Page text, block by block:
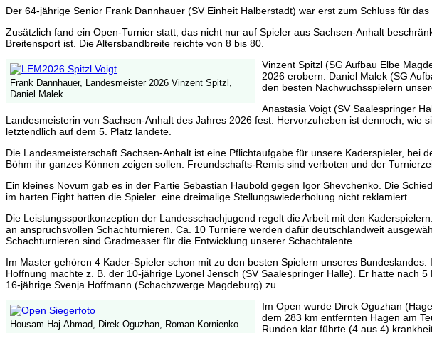
Der 64-jährige Senior Frank Dannhauer (SV Einheit Halberstadt) war erst zum Schluss für
Zusätzlich fand ein Open-Turnier statt, das nicht nur auf Spieler aus Sachsen-Anhalt
Breitensport ist. Die Altersbandbreite reichte von 8 bis 80.
Frank Dannhauer, Landesmeister 2026 Vinzent Spitzl,
Daniel Malek
Vinzent Spitzl (SG Aufbau Elbe
2026 erobern. Daniel Malek (SG
den besten Nachwuchsspielern
Anastasia Voigt (SV Saalespringer
Landesmeisterin von Sachsen-Anhalt des Jahres 2026 fest. Hervorzuheben ist dennoch, wie
letztendlich auf dem 5. Platz landete.
Die Landesmeisterschaft Sachsen-Anhalt ist eine Pflichtaufgabe für unsere Kaderspieler,
Böhm ihr ganzes Können zeigen sollen. Freundschafts-Remis sind verboten und der
Ein kleines Novum gab es in der Partie Sebastian Haubold gegen Igor Shevchenko. Die
im harten Fight hatten die Spieler eine dreimalige Stellungswiederholung nicht reklamiert.
Die Leistungssportkonzeption der Landesschachjugend regelt die Arbeit mit den
an anspruchsvollen Schachturnieren. Ca. 10 Turniere werden dafür deutschlandweit
Schachturnieren sind Gradmesser für die Entwicklung unserer Schachtalente.
Im Master gehören 4 Kader-Spieler schon mit zu den besten Spielern unseres
Hoffnung machte z. B. der 10-jährige Lyonel Jensch (SV Saalespringer Halle). Er hatte nach
16-jährige Svenja Hoffmann (Schachzwerge Magdeburg) zu.
Housam Haj-Ahmad, Direk Oguzhan, Roman Kornienko
Im Open wurde Direk Oguzhan
dem 283 km entfernten Hagen am
Runden klar führte (4 aus 4)